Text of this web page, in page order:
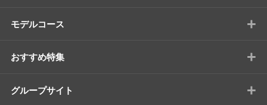
モデルコース +
おすすめ特集 +
グループサイト +